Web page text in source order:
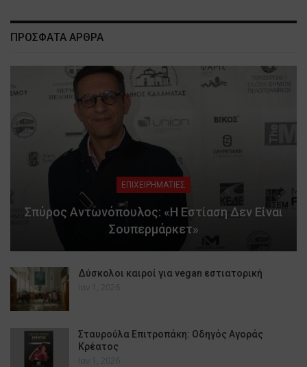
ΠΡΟΣΦΑΤΑ ΑΡΘΡΑ
ΕΠΙΧΕΙΡΗΜΑΤΙΕΣ
Σπύρος Αντωνόπουλος: «Η Εστίαση Δεν Είναι
Σουπερμάρκετ»
Δύσκολοι καιροί για vegan εστιατορική
Ιαν 1, 2026
Σταυρούλα Επιτροπάκη: Οδηγός Αγοράς
Κρέατος
Ιαν 1, 2026